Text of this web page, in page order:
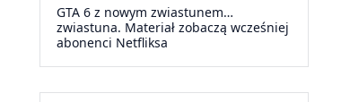
GTA 6 z nowym zwiastunem…
zwiastuna. Materiał zobaczą wcześniej
abonenci Netfliksa